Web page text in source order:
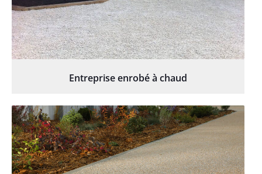
Entreprise enrobé à chaud